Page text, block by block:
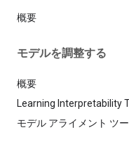
概要
モデルを調整する
概要
Learning Interpretability
モデル アライメント ツ